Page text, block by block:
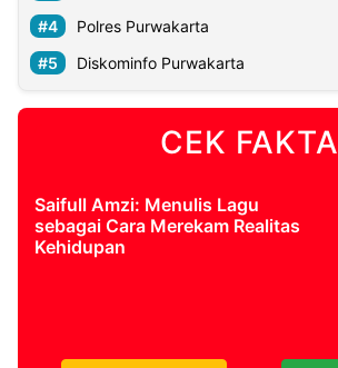
Polres Purwakarta
Diskominfo Purwakarta
CEK FAKTA
Saifull Amzi: Menulis Lagu
sebagai Cara Merekam Realitas
Kehidupan